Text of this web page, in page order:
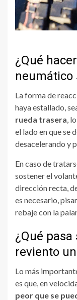
¿Qué
neumático
La forma de
haya estallado,
rueda trasera ,
el lado en que se
desacelerando y
En caso de
sostener el
dirección recta,
es necesario,
rebaje con la
¿Qué
reviento
Lo más
es que, en
peor que se